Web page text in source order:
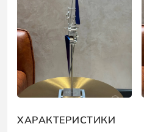
ХАРАКТЕРИСТИКИ